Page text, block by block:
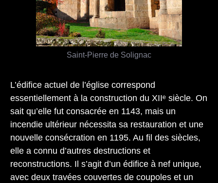
Saint-Pierre de Solignac
L’édifice actuel de l’église correspond
essentiellement à la construction du XIIᵉ siècle. On
sait qu’elle fut consacrée en 1143, mais un
incendie ultérieur nécessita sa restauration et une
nouvelle consécration en 1195. Au fil des siècles,
elle a connu d’autres destructions et
reconstructions. Il s’agit d’un édifice à nef unique,
avec deux travées couvertes de coupoles et un